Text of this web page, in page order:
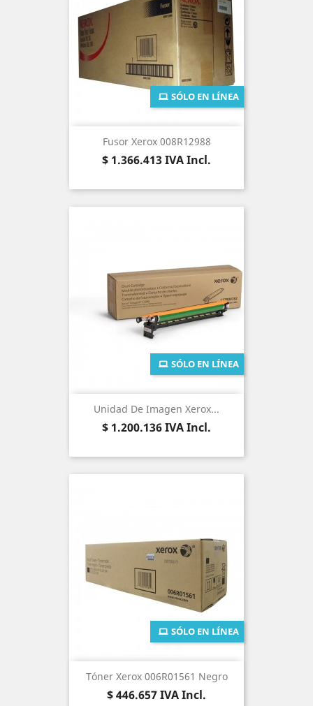
Fusor Xerox 008R12988
Precio
$ 1.366.413IVA Incl.
SÓLO EN LÍNEA
Unidad De Imagen Xerox...
Precio
$ 1.200.136IVA Incl.
SÓLO EN LÍNEA
Tóner Xerox 006R01561 Negro
Precio
$ 446.657IVA Incl.
SÓLO EN LÍNEA